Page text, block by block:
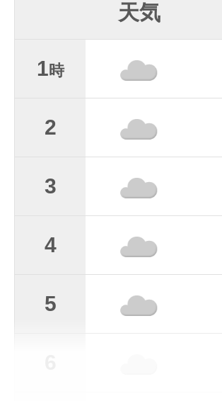
天気
1時
2
3
4
5